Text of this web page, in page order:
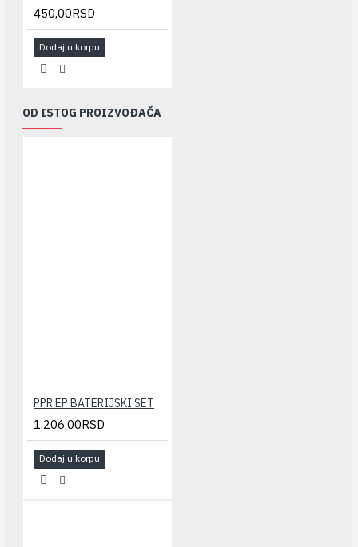
450,00RSD
Dodaj u korpu
OD ISTOG PROIZVOĐAČA
PPR EP BATERIJSKI SET
1.206,00RSD
Dodaj u korpu